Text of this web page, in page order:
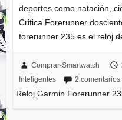
deportes como natación,
Critica Forerunner
forerunner 235 es el reloj
Comprar-Smartwatch
Inteligentes
2 comentarios
Reloj Garmin Forerunner